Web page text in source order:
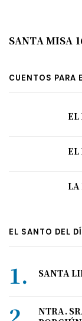
SANTA MISA
CUENTOS PARA
EL
EL
LA
EL SANTO DEL
SANTA
NTRA.